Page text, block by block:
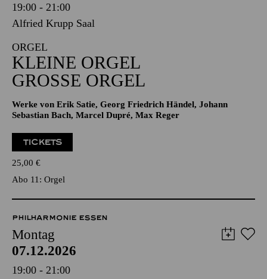
Sonntag
06.12.2026
19:00 - 21:00
Alfried Krupp Saal
ORGEL
KLEINE ORGEL
GROSSE ORGEL
Werke von Erik Satie, Georg Friedrich Händel, Johann
Sebastian Bach, Marcel Dupré, Max Reger
TICKETS
25,00€
Abo 11: Orgel
PHILHARMONIE ESSEN
Montag